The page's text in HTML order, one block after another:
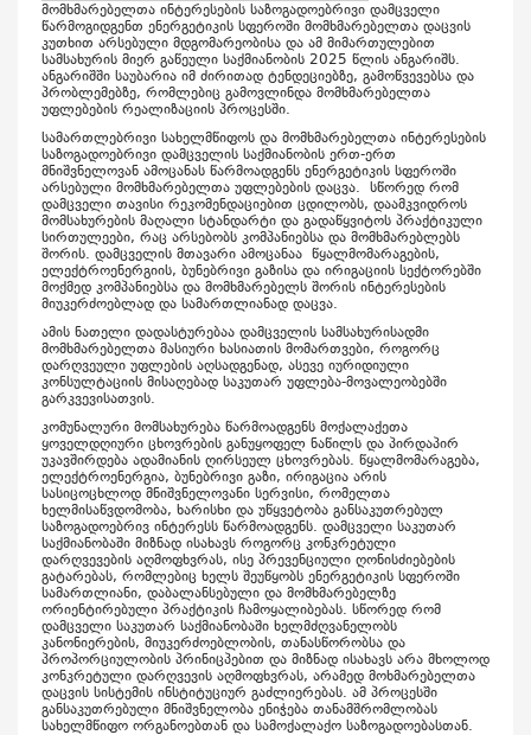
მომხმარებელთა ინტერესების საზოგადოებრივი დამცველი
წარმოგიდგენთ ენერგეტიკის სფეროში მომხმარებელთა დაცვის
კუთხით არსებული მდგომარეობისა და ამ მიმართულებით
სამსახურის მიერ გაწეული საქმიანობის 2025 წლის ანგარიშს.
ანგარიშში საუბარია იმ ძირითად ტენდეციებზე, გამოწვევებსა და
პრობლემებზე, რომლებიც გამოვლინდა მომხმარებელთა
უფლებების რეალიზაციის პროცესში.
სამართლებრივი სახელმწიფოს და მომხმარებელთა ინტერესების
საზოგადოებრივი დამცველის საქმიანობის ერთ-ერთ
მნიშვნელოვან ამოცანას წარმოადგენს ენერგეტიკის სფეროში
არსებული მომხმარებელთა უფლებების დაცვა. სწორედ რომ
დამცველი თავისი რეკომენდაციებით ცდილობს, დაამკვიდროს
მომსახურების მაღალი სტანდარტი და გადაწყვიტოს პრაქტიკული
სირთულეები, რაც არსებობს კომპანიებსა და მომხმარებლებს
შორის. დამცველის მთავარი ამოცანაა წყალმომარაგების,
ელექტროენერგიის, ბუნებრივი გაზისა და ირიგაციის სექტორებში
მოქმედ კომპანიებსა და მომხმარებელს შორის ინტერესების
მიუკერძოებლად და სამართლიანად დაცვა.
ამის ნათელი დადასტურებაა დამცველის სამსახურისადმი
მომხმარებელთა მასიური ხასიათის მომართვები, როგორც
დარღვეული უფლების აღსადგენად, ასევე იურიდიული
კონსულტაციის მისაღებად საკუთარ უფლება-მოვალეობებში
გარკვევისათვის.
კომუნალური მომსახურება წარმოადგენს მოქალაქეთა
ყოველდღიური ცხოვრების განუყოფელ ნაწილს და პირდაპირ
უკავშირდება ადამიანის ღირსეულ ცხოვრებას. წყალმომარაგება,
ელექტროენერგია, ბუნებრივი გაზი, ირიგაცია არის
სასიცოცხლოდ მნიშვნელოვანი სერვისი, რომელთა
ხელმისაწვდომობა, ხარისხი და უწყვეტობა განსაკუთრებულ
საზოგადოებრივ ინტერესს წარმოადგენს. დამცველი საკუთარ
საქმიანობაში მიზნად ისახავს როგორც კონკრეტული
დარღვევების აღმოფხვრას, ისე პრევენციული ღონისძიებების
გატარებას, რომლებიც ხელს შეუწყობს ენერგეტიკის სფეროში
სამართლიანი, დაბალანსებული და მომხმარებელზე
ორიენტირებული პრაქტიკის ჩამოყალიბებას. სწორედ რომ
დამცველი საკუთარ საქმიანობაში ხელმძღვანელობს
კანონიერების, მიუკერძოებლობის, თანასწორობსა და
პროპორციულობის პრინიცპებით და მიზნად ისახავს არა მხოლოდ
კონკრეტული დარღვევის აღმოფხვრას, არამედ მოხმარებელთა
დაცვის სისტემის ინსტიტუციურ გაძლიერებას. ამ პროცესში
განსაკუთრებული მნიშვნელობა ენიჭება თანამშრომლობას
სახელმწიფო ორგანოებთან და სამოქალაქო საზოგადოებასთან.